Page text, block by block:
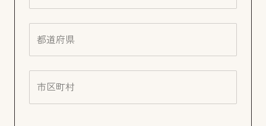
都道府県
市区町村